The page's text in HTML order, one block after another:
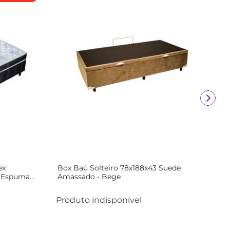
Box Baú Solteiro 78x188x43 Suede
Amassado - Bege
Produto indisponível